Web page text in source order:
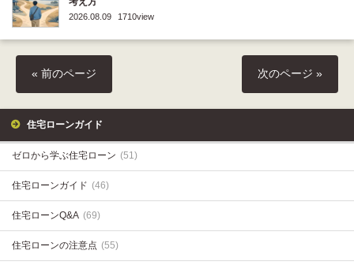
2026.08.09 1710view
« 前のページ 次のページ »
住宅ローンガイド
ゼロから学ぶ住宅ローン (51)
住宅ローンガイド (46)
住宅ローンQ&A (69)
住宅ローンの注意点 (55)